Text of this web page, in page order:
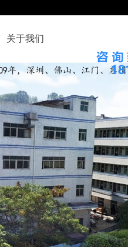
关于我们